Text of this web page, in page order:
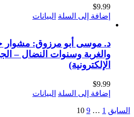
$9.99
إضافة إلى السلة البيانات
د. موسى أبو مرزوق: مشوار
والغربة وسنوات النضال –
الإلكترونية)
$9.99
إضافة إلى السلة البيانات
السابق 1
…
9
10